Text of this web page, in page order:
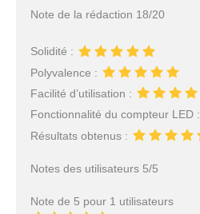
Note de la rédaction 18/20
Solidité :
Polyvalence :
Facilité d’utilisation :
Fonctionnalité du compteur LED :
Résultats obtenus :
Notes des utilisateurs 5/5
Note de 5 pour 1 utilisateurs